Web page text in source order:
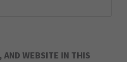
AND WEBSITE IN THIS